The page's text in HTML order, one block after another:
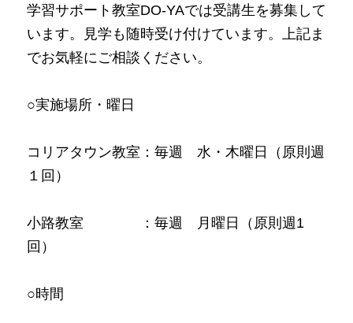
学習サポート教室DO-YAでは受講生を募集して
います。見学も随時受け付けています。上記ま
でお気軽にご相談ください。
○実施場所・曜日
コリアタウン教室：毎週　水・木曜日（原則週
１回）
小路教室　　　　：毎週　月曜日（原則週1
回）
○時間